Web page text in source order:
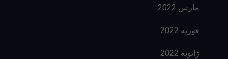
مارس 2022
فوریه 2022
ژانویه 2022